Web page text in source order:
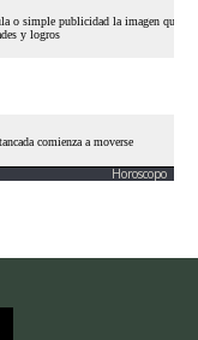
Horoscopo